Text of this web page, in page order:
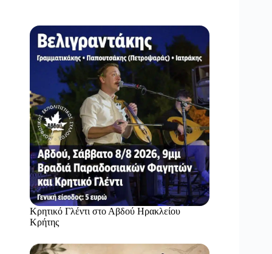
Κρητικό Γλέντι στο Αβδού Ηρακλείου
Κρήτης